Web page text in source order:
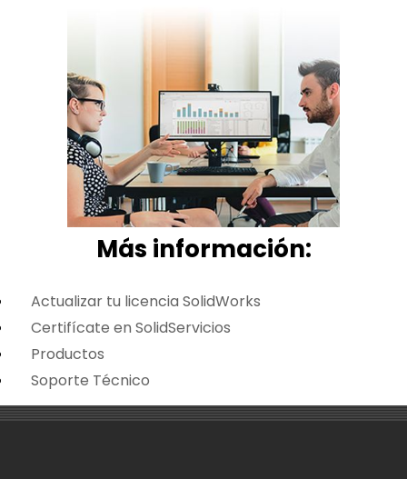
Más información:
Actualizar tu licencia SolidWorks
Certifícate en SolidServicios
Productos
Soporte Técnico